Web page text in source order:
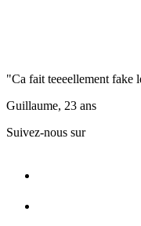
"Ca fait teeeellement fake
Guillaume, 23 ans
Suivez-nous sur